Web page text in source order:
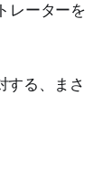
レーターを
する、まさ